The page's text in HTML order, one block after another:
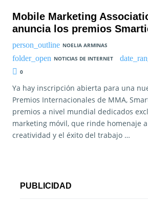
Mobile Marketing
anuncia los premios
NOELIA ARMINAS
NOTICIAS DE INTERNET
0
Ya hay inscripción abierta para una
Premios Internacionales de MMA,
premios a nivel mundial dedicados
marketing móvil, que rinde homenaje
creatividad y el éxito del trabajo …
PUBLICIDAD